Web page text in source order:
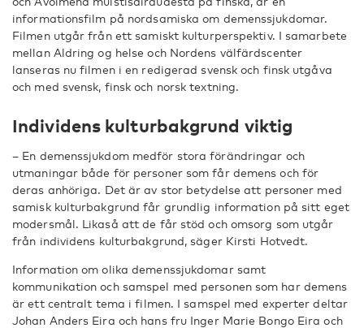
informationsfilm på nordsamiska om demenssjukdomar.
Filmen utgår från ett samiskt kulturperspektiv. I samarbete
mellan Aldring og helse och Nordens välfärdscenter
lanseras nu filmen i en redigerad svensk och finsk utgåva
och med svensk, finsk och norsk textning.
Individens kulturbakgrund viktig
– En demenssjukdom medför stora förändringar och
utmaningar både för personer som får demens och för
deras anhöriga. Det är av stor betydelse att personer med
samisk kulturbakgrund får grundlig information på sitt eget
modersmål. Likaså att de får stöd och omsorg som utgår
från individens kulturbakgrund, säger Kirsti Hotvedt.
Information om olika demenssjukdomar samt
kommunikation och samspel med personen som har demens
är ett centralt tema i filmen. I samspel med experter deltar
Johan Anders Eira och hans fru Inger Marie Bongo Eira och